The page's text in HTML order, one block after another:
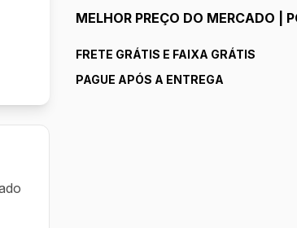
MELHOR PREÇO DO MERCADO |
FRETE GRÁTIS E FAIXA GRÁTIS
PAGUE APÓS A ENTREGA